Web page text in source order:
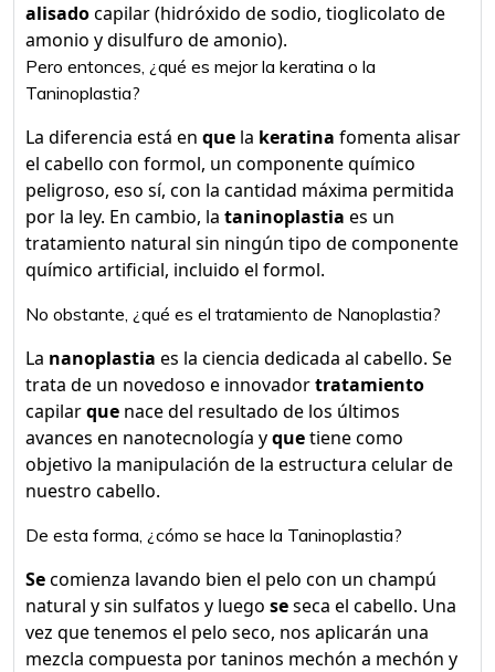
alisadocapilar (hidróxido de sodio, tioglicolato de
amonio y disulfuro de amonio).
Pero entonces, ¿qué es mejor la keratina o la
Taninoplastia?
La diferencia está en que la keratina fomenta alisar
el cabello con formol, un componente químico
peligroso, eso sí, con la cantidad máxima permitida
por la ley. En cambio, la taninoplastia es un
tratamiento natural sin ningún tipo de componente
químico artificial, incluido el formol.
No obstante, ¿qué es el tratamiento de Nanoplastia?
La nanoplastia es la ciencia dedicada al cabello. Se
trata de un novedoso e innovadortratamiento
capilarque nace del resultado de los últimos
avances en nanotecnología yquetiene como
objetivo la manipulación de la estructura celular de
nuestro cabello.
De esta forma, ¿cómo se hace la Taninoplastia?
Secomienza lavando bien el pelo con un champú
natural y sin sulfatos y luego seseca el cabello. Una
vez que tenemos el pelo seco, nos aplicarán una
mezcla compuesta por taninos mechón a mechón y